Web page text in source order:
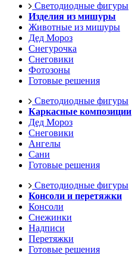
Светодиодные фигуры
Изделия из мишуры
Животные из мишуры
Дед Мороз
Снегурочка
Снеговики
Фотозоны
Готовые решения
Светодиодные фигуры
Каркасные композиции
Дед Мороз
Снеговики
Ангелы
Сани
Готовые решения
Светодиодные фигуры
Консоли и перетяжки
Консоли
Снежинки
Надписи
Перетяжки
Готовые решения